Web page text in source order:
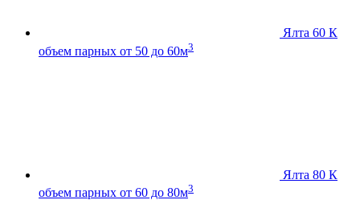
Ялта 60 К
объем парных от 50 до 60м3
Ялта 80 К
объем парных от 60 до 80м3